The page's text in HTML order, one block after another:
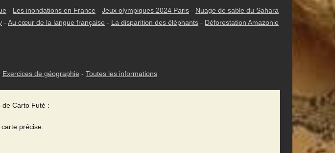
- Les inondations en France - Jeux olympiques 2024 Paris - Nuage de sable du Sahara
- Au cœur de la langue française - La disparition des éléphants - Déforestation Amazonie
Exercices de géographie - Toutes les informations
de Carto Futé :
précise.